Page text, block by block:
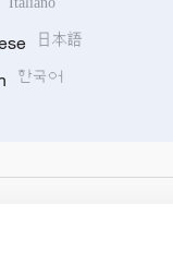
日本語
한국어